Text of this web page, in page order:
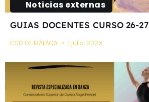
Noticias externas
GUIAS DOCENTES CURSO 26-27
CSD DE MÁLAGA 1 julio, 2026